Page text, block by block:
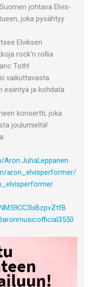
johtava Elvis-
joka pysähtyy
Elviksen
rock’n rollia
Toth!
vaikuttavasta
esiintyä ja kohdata
konsertti, joka
joulumieltä!
aron_elvisperformer/